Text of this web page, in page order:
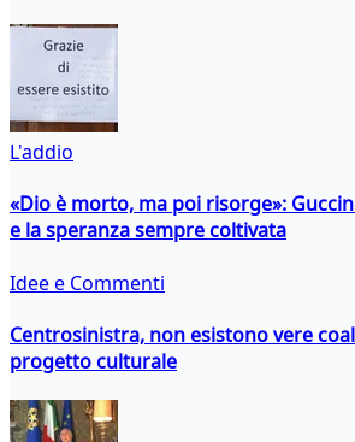
L'addio
«Dio è morto, ma poi risorge»:
e la speranza sempre coltivata
Idee e Commenti
Centrosinistra, non esistono vere
progetto culturale